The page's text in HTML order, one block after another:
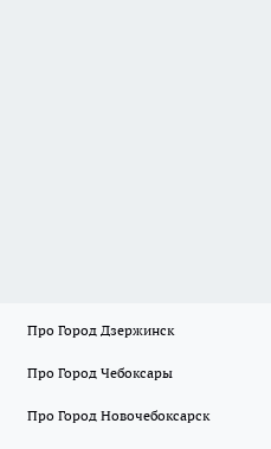
Про Город Дзержинск
Про Город Чебоксары
Про Город Новочебоксарск